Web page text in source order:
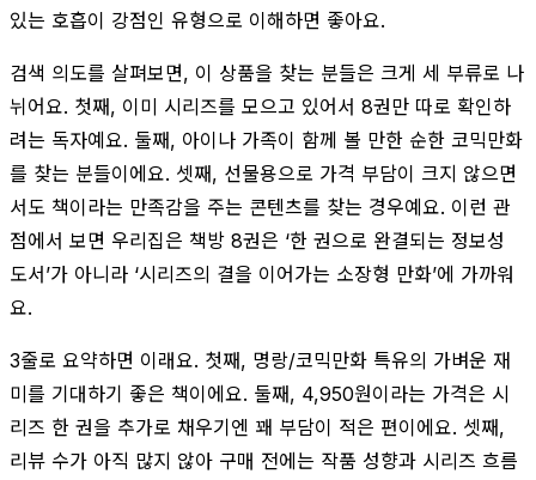
있는 호흡이 강점인 유형으로 이해하면 좋아요.
검색 의도를 살펴보면, 이 상품을 찾는 분들은 크게 세 부류로 나
뉘어요. 첫째, 이미 시리즈를 모으고 있어서 8권만 따로 확인하
려는 독자예요. 둘째, 아이나 가족이 함께 볼 만한 순한 코믹만화
를 찾는 분들이에요. 셋째, 선물용으로 가격 부담이 크지 않으면
서도 책이라는 만족감을 주는 콘텐츠를 찾는 경우예요. 이런 관
점에서 보면 우리집은 책방 8권은 ‘한 권으로 완결되는 정보성
도서’가 아니라 ‘시리즈의 결을 이어가는 소장형 만화’에 가까워
요.
3줄로 요약하면 이래요. 첫째, 명랑/코믹만화 특유의 가벼운 재
미를 기대하기 좋은 책이에요. 둘째, 4,950원이라는 가격은 시
리즈 한 권을 추가로 채우기엔 꽤 부담이 적은 편이에요. 셋째,
리뷰 수가 아직 많지 않아 구매 전에는 작품 성향과 시리즈 흐름